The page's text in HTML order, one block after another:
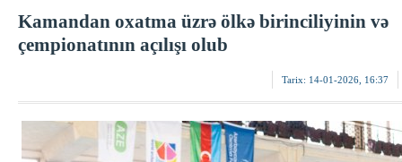
Kamandan oxatma üzrə ölkə birinciliyinin və
çempionatının açılışı olub
Tarix: 14-01-2026, 16:37